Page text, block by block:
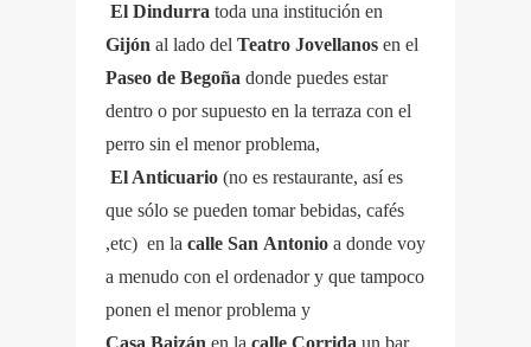
El Dindurra toda una institución en
Gijón al lado del Teatro Jovellanos en el
Paseo de Begoña donde puedes estar
dentro o por supuesto en la terraza con el
perro sin el menor problema,
El Anticuario (no es restaurante, así es
que sólo se pueden tomar bebidas, cafés
,etc) en la calle San Antonio a donde voy
a menudo con el ordenador y que tampoco
ponen el menor problema y